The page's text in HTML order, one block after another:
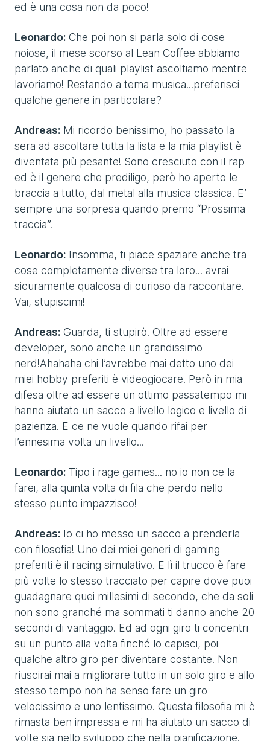
ed è una cosa non da poco!
Leonardo: Che poi non si parla solo di cose
noiose, il mese scorso al Lean Coffee abbiamo
parlato anche di quali playlist ascoltiamo mentre
lavoriamo! Restando a tema musica...preferisci
qualche genere in particolare?
Andreas: Mi ricordo benissimo, ho passato la
sera ad ascoltare tutta la lista e la mia playlist è
diventata più pesante! Sono cresciuto con il rap
ed è il genere che prediligo, però ho aperto le
braccia a tutto, dal metal alla musica classica. E’
sempre una sorpresa quando premo “Prossima
traccia”.
Leonardo: Insomma, ti piace spaziare anche tra
cose completamente diverse tra loro... avrai
sicuramente qualcosa di curioso da raccontare.
Vai, stupiscimi!
Andreas: Guarda, ti stupirò. Oltre ad essere
developer, sono anche un grandissimo
nerd!Ahahaha chi l’avrebbe mai detto uno dei
miei hobby preferiti è videogiocare. Però in mia
difesa oltre ad essere un ottimo passatempo mi
hanno aiutato un sacco a livello logico e livello di
pazienza. E ce ne vuole quando rifai per
l’ennesima volta un livello...
Leonardo: Tipo i rage games... no io non ce la
farei, alla quinta volta di fila che perdo nello
stesso punto impazzisco!
Andreas: Io ci ho messo un sacco a prenderla
con filosofia! Uno dei miei generi di gaming
preferiti è il racing simulativo. E lì il trucco è fare
più volte lo stesso tracciato per capire dove puoi
guadagnare quei millesimi di secondo, che da soli
non sono granché ma sommati ti danno anche 20
secondi di vantaggio. Ed ad ogni giro ti concentri
su un punto alla volta finché lo capisci, poi
qualche altro giro per diventare costante. Non
riuscirai mai a migliorare tutto in un solo giro e allo
stesso tempo non ha senso fare un giro
velocissimo e uno lentissimo. Questa filosofia mi è
rimasta ben impressa e mi ha aiutato un sacco di
volte sia nello sviluppo che nella pianificazione.